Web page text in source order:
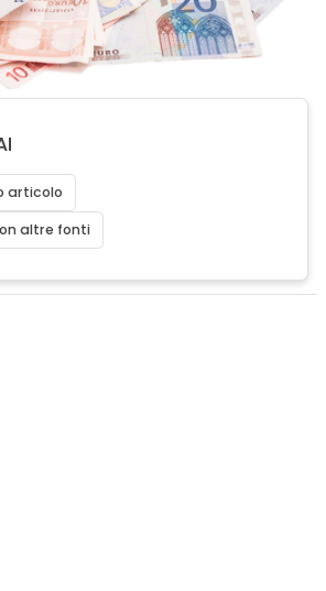
articolo
altre fonti